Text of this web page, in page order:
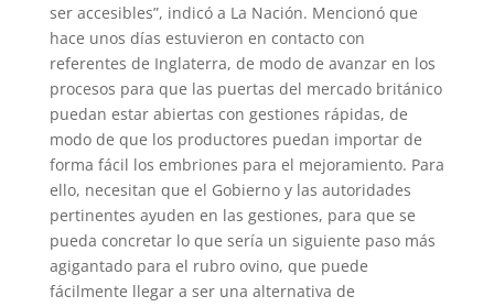
ser accesibles”, indicó a La Nación. Mencionó que
hace unos días estuvieron en contacto con
referentes de Inglaterra, de modo de avanzar en los
procesos para que las puertas del mercado británico
puedan estar abier­tas con gestiones rápidas, de
modo de que los productores puedan importar de
forma fácil los embriones para el mejoramiento. Para
ello, necesitan que el Gobierno y las autoridades
pertinen­tes ayuden en las gestiones, para que se
pueda concretar lo que sería un siguiente paso más
agigantado para el rubro ovino, que puede
fácilmente llegar a ser una alternativa de